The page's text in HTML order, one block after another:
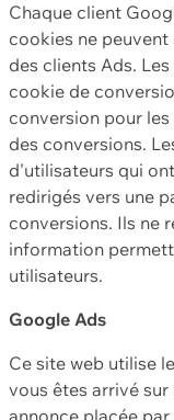
Chaque client
cookies ne
des clients Ads.
cookie de
conversion pour
des conversions.
d'utilisateurs qui
redirigés vers une
conversions. Ils ne
information
utilisateurs.
Google Ads
Ce site web utilise
vous êtes arrivé